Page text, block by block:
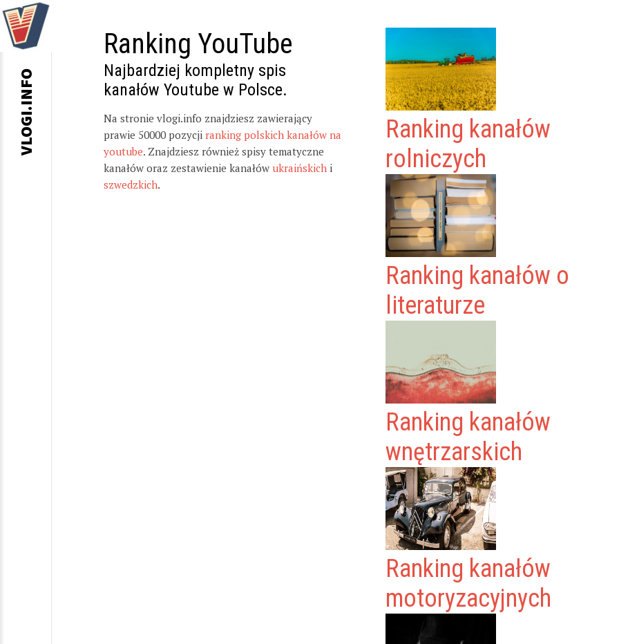
Ranking YouTube
Najbardziej kompletny spis
kanałów Youtube w Polsce.
Na stronie vlogi.info znajdziesz zawierający
prawie 50000 pozycji ranking polskich kanałów na
youtube. Znajdziesz również spisy tematyczne
kanałów oraz zestawienie kanałów ukraińskich i
szwedzkich.
Ranking kanałów
rolniczych
Ranking kanałów o
literaturze
Ranking kanałów
wnętrzarskich
Ranking kanałów
motoryzacyjnych
VLOGI.INFO